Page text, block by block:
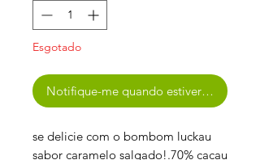
Esgotado
Notifique-me quando estiver disponível
se delicie com o bombom luckau
sabor caramelo salgado!.70% cacau